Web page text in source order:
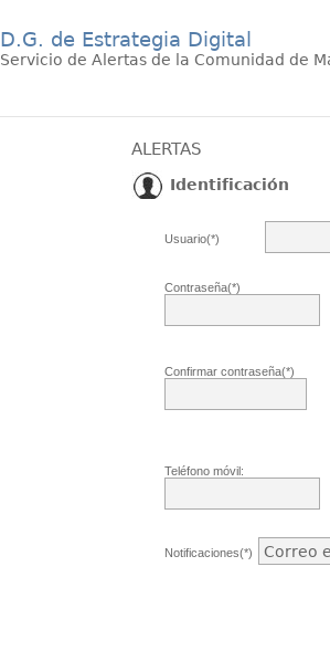
D.G. de Estrategia Digital
Servicio de Alertas de la Comunidad de
ALERTAS
Identificación
Usuario(*)
Contraseña(*)
Confirmar contraseña(*)
Teléfono móvil:
Notificaciones(*)